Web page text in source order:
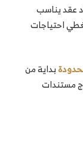
عقد يناسب
احتياجات
بداية من
مستندات